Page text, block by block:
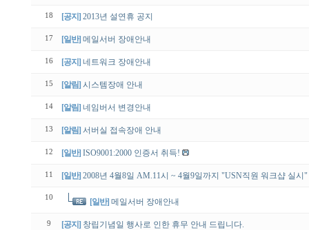
18 [공지] 2013년 설연휴 공지
17 [일반] 메일서버 장애안내
16 [공지] 네트워크 장애안내
15 [알림] 시스템장애 안내
14 [알림] 네임버서 변경안내
13 [알림] 서버실 접속장애 안내
12 [일반] ISO9001:2000 인증서 취득!
11 [일반] 2008년 4월8일 AM.11시 ~ 4월9일까지 "USN직원 워크샵 실시"
10 [일반] 메일서버 장애안내
9 [공지] 창립기념일 행사로 인한 휴무 안내 드립니다.